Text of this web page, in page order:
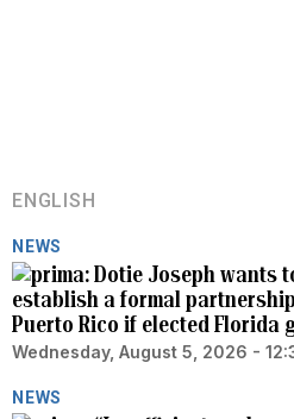
ENGLISH
NEWS
Dotie Joseph wants
establish a formal
Puerto Rico if elected Florida
Wednesday, August 5, 2026 -
NEWS